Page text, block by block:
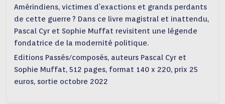
Amérindiens, victimes d’exactions et grands perdants
de cette guerre ? Dans ce livre magistral et inattendu,
Pascal Cyr et Sophie Muffat revisitent une légende
fondatrice de la modernité politique.
Editions Passés/composés, auteurs Pascal Cyr et
Sophie Muffat, 512 pages, format 140 x 220, prix 25
euros, sortie octobre 2022